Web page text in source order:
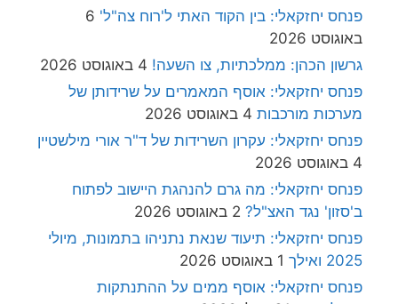
פנחס יחזקאלי: בין הקוד האתי ל'רוח צה"ל' 6
באוגוסט 2026
גרשון הכהן: ממלכתיות, צו השעה! 4 באוגוסט 2026
פנחס יחזקאלי: אוסף המאמרים על שרידותן של
מערכות מורכבות 4 באוגוסט 2026
פנחס יחזקאלי: עקרון השרידות של ד"ר אורי מילשטיין
4 באוגוסט 2026
פנחס יחזקאלי: מה גרם להנהגת היישוב לפתוח
ב'סזון' נגד האצ"ל? 2 באוגוסט 2026
פנחס יחזקאלי: תיעוד שנאת נתניהו בתמונות, מיולי
2025 ואילך
1 באוגוסט 2026
פנחס יחזקאלי: אוסף ממים על ההתנתקות